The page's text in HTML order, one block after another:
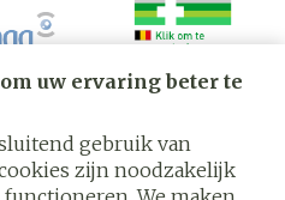
uw ervaring beter te
gebruik van
zijn noodzakelijk